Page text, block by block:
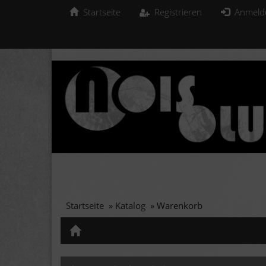
Startseite Registrieren
Startseite » Katalog » Warenkorb